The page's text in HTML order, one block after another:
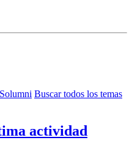
Buscar todos los temas
actividad